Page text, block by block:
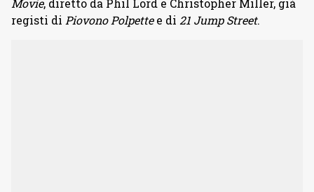
Movie, diretto da Phil Lord e Christopher Miller, già
registi di Piovono Polpettee di 21 Jump Street.